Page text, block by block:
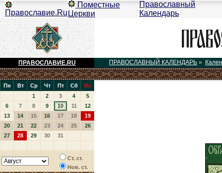
Православие.Ru
Поместные
Церкви
Православный
Календарь
ПРАВОСЛАВИЕ.RU ПРАВОСЛАВНЫЙ КАЛЕНДАРЬ »
Пн Вт Ср Чт Пт Сб
Вс
1
2 3 4
5
6
7 8 9 10 11
12
13
14 15 16 17 18
19
20
21 22 23 24 25
26
27
28 29 30 31
Ст. ст.
Нов. ст.